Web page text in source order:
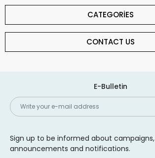
CATEGORİES
CONTACT US
E-Bulletin
Sign up to be informed about campaigns,
announcements and notifications.